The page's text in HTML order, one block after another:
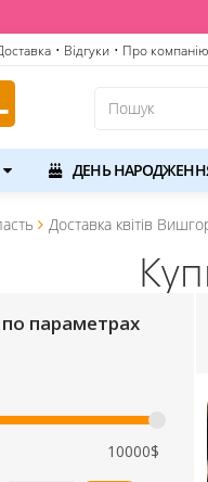
• Відгуки • Про компанію
ДЕНЬ
Доставка квітів
по параметрах
10000$